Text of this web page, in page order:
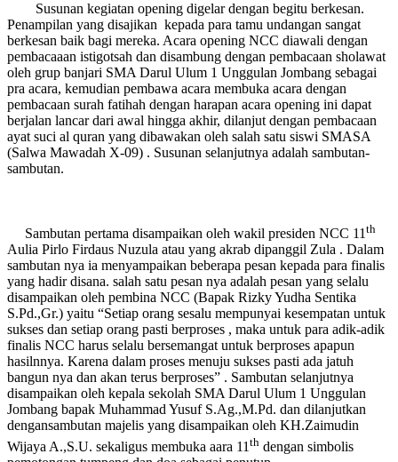
Susunan kegiatan opening digelar dengan begitu berkesan.
Penampilan yang disajikan kepada para tamu undangan sangat
berkesan baik bagi mereka. Acara opening NCC diawali dengan
pembacaaan istigotsah dan disambung dengan pembacaan sholawat
oleh grup banjari SMA Darul Ulum 1 Unggulan Jombang sebagai
pra acara, kemudian pembawa acara membuka acara dengan
pembacaan surah fatihah dengan harapan acara opening ini dapat
berjalan lancar dari awal hingga akhir, dilanjut dengan pembacaan
ayat suci al quran yang dibawakan oleh salah satu siswi SMASA
(Salwa Mawadah X-09) . Susunan selanjutnya adalah sambutan-
sambutan.
Sambutan pertama disampaikan oleh wakil presiden NCC 11 th
Aulia Pirlo Firdaus Nuzula atau yang akrab dipanggil Zula . Dalam
sambutan nya ia menyampaikan beberapa pesan kepada para finalis
yang hadir disana. salah satu pesan nya adalah pesan yang selalu
disampaikan oleh pembina NCC (Bapak Rizky Yudha Sentika
S.Pd.,Gr.) yaitu “Setiap orang sesalu mempunyai kesempatan untuk
sukses dan setiap orang pasti berproses , maka untuk para adik-adik
finalis NCC harus selalu bersemangat untuk berproses apapun
hasilnnya. Karena dalam proses menuju sukses pasti ada jatuh
bangun nya dan akan terus berproses” . Sambutan selanjutnya
disampaikan oleh kepala sekolah SMA Darul Ulum 1 Unggulan
Jombang bapak Muhammad Yusuf S.Ag.,M.Pd. dan dilanjutkan
dengansambutan majelis yang disampaikan oleh KH.Zaimudin
Wijaya A.,S.U. sekaligus membuka aara 11 th dengan simbolis